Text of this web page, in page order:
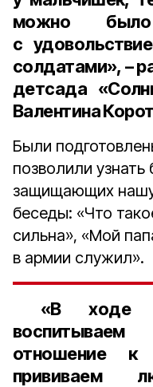
можно
с
солдатами», –
детсада
Валентина
Были
позволили
защищающих
беседы: «Что
сильна», «Мой
в армии служил».
«В ходе
отношение к
прививаем